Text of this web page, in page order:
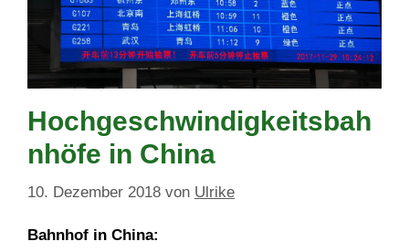
Hochgeschwindigkeitsbah
nhöfe in China
10. Dezember 2018 von Ulrike
Bahnhof in China: